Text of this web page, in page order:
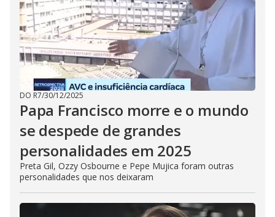
DO R7/30/12/2025
Papa Francisco morre e o mundo
se despede de grandes
personalidades em 2025
Preta Gil, Ozzy Osbourne e Pepe Mujica foram outras
personalidades que nos deixaram